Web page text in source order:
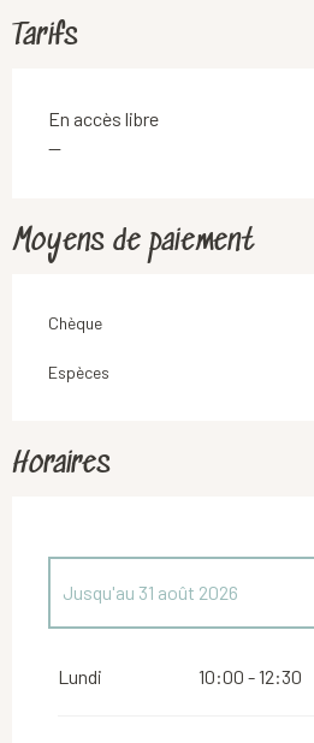
Tarifs
En accès libre
—
Moyens de paiement
Chèque
Espèces
Horaires
Jusqu'au 31 août 2026
Lundi 10:00 - 12:30